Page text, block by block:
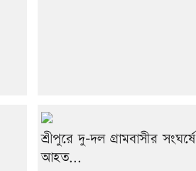
শ্রীপুরে দু-দল গ্রামবাসীর সংঘর্ষে
আহত...